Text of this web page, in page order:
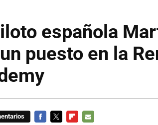
española
puesto en la